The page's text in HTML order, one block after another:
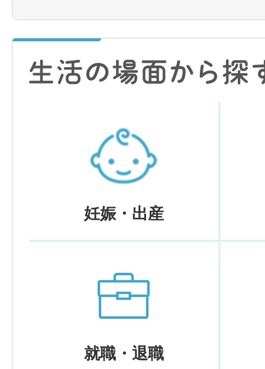
妊娠・出産
就職・退職